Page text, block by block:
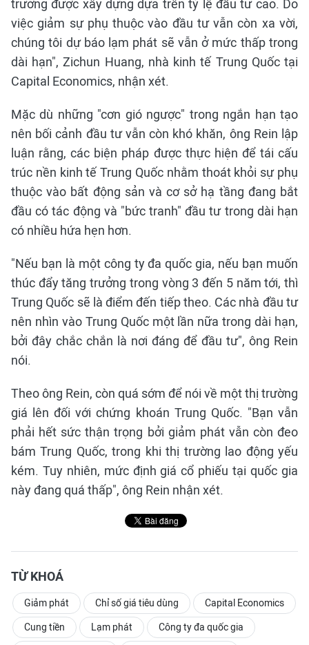
trưởng được xây dựng dựa trên tỷ lệ đầu tư cao. Do
việc giảm sự phụ thuộc vào đầu tư vẫn còn xa vời,
chúng tôi dự báo lạm phát sẽ vẫn ở mức thấp trong
dài hạn", Zichun Huang, nhà kinh tế Trung Quốc tại
Capital Economics, nhận xét.
Mặc dù những "cơn gió ngược" trong ngắn hạn tạo
nên bối cảnh đầu tư vẫn còn khó khăn, ông Rein lập
luận rằng, các biện pháp được thực hiện để tái cấu
trúc nền kinh tế Trung Quốc nhằm thoát khỏi sự phụ
thuộc vào bất động sản và cơ sở hạ tầng đang bắt
đầu có tác động và "bức tranh" đầu tư trong dài hạn
có nhiều hứa hẹn hơn.
"Nếu bạn là một công ty đa quốc gia, nếu bạn muốn
thúc đẩy tăng trưởng trong vòng 3 đến 5 năm tới, thì
Trung Quốc sẽ là điểm đến tiếp theo. Các nhà đầu tư
nên nhìn vào Trung Quốc một lần nữa trong dài hạn,
bởi đây chắc chắn là nơi đáng để đầu tư", ông Rein
nói.
Theo ông Rein, còn quá sớm để nói về một thị trường
giá lên đối với chứng khoán Trung Quốc. "Bạn vẫn
phải hết sức thận trọng bởi giảm phát vẫn còn đeo
bám Trung Quốc, trong khi thị trường lao động yếu
kém. Tuy nhiên, mức định giá cổ phiếu tại quốc gia
này đang quá thấp", ông Rein nhận xét.
TỪ KHOÁ
Giảm phát Chỉ số giá tiêu dùng Capital Economics
Cung tiền Lạm phát Công ty đa quốc gia